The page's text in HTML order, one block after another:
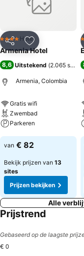
van airconditioning,
bedekt en bewaakt ze 24
Delen Toevoegen
4 SterrenHotel
Armenia Hotel
8,6 Uitstekend (2.065
Armenia, Colombia
Gratis wifi
Zwembad
Parkeren
Prijzen bekijken
van € 82
Bekijk prijzen van 13
sites
Prijzen bekijken
Alle
Prijstrend
Gebaseerd op de laagste
€ 0